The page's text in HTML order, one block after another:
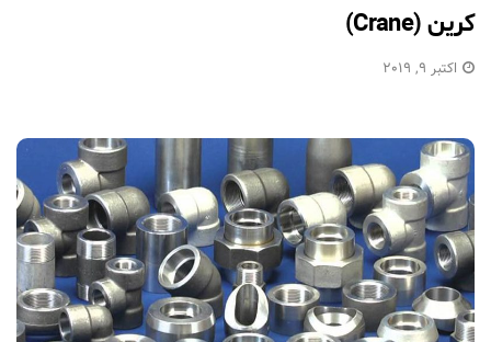
کرین (Crane)
اکتبر 9, 2019